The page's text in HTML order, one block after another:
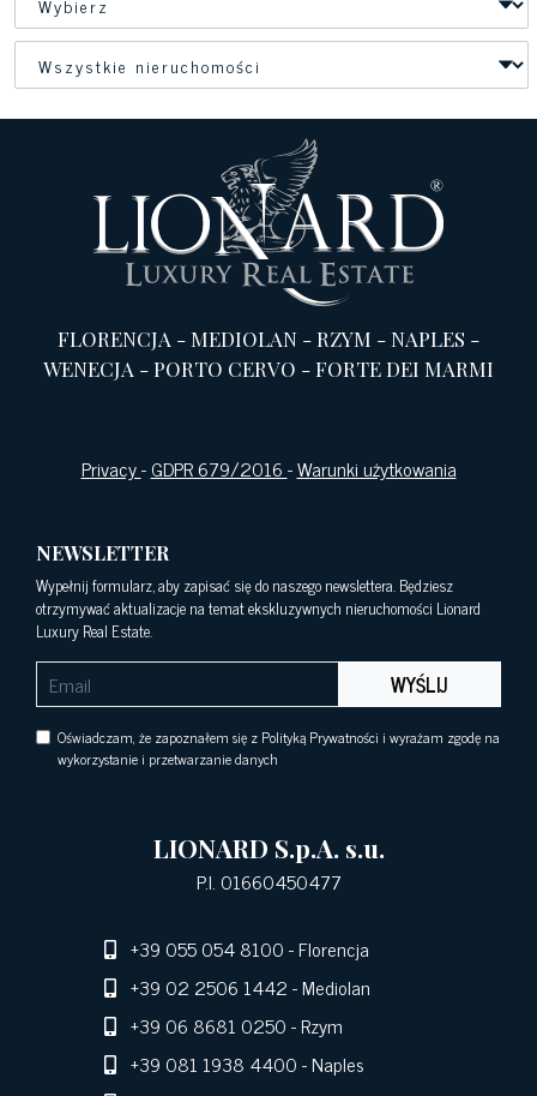
FLORENCJA -MEDIOLAN -RZYM -NAPLES -
WENECJA -PORTO CERVO -FORTE DEI MARMI
Privacy-GDPR 679/2016-Warunki użytkowania
NEWSLETTER
Wypełnij formularz, aby zapisać się do naszego newslettera. Będziesz
otrzymywać aktualizacje na temat ekskluzywnych nieruchomości Lionard
Luxury Real Estate.
WYŚLIJ
Oświadczam, że zapoznałem się z Polityką Prywatności i wyrażam zgodę na
wykorzystanie i przetwarzanie danych
LIONARD S.p.A. s.u.
P.I. 01660450477
+39 055 054 8100- Florencja
+39 02 2506 1442- Mediolan
+39 06 8681 0250- Rzym
+39 081 1938 4400- Naples